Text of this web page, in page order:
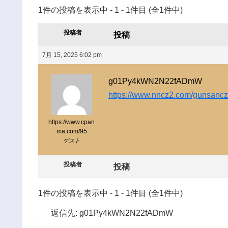
1件の投稿を表示中 - 1 - 1件目 (全1件中)
投稿者 投稿
7月 15, 2025 6:02 pm
https://www.cpan
ma.com/95
ゲスト
g01Py4kWN2N22fADmW
https://www.nncz2.com/
投稿者 投稿
1件の投稿を表示中 - 1 - 1件目 (全1件中)
返信先: g01Py4kWN2N22fADmW